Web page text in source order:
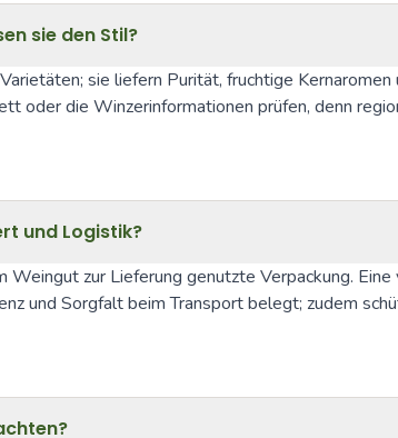
sie den Stil?
sie liefern Purität, fruchtige
oder die Winzerinformationen prüfen, denn
und Logistik?
zur Lieferung genutzte Verpackung.
und Sorgfalt beim Transport belegt; zudem